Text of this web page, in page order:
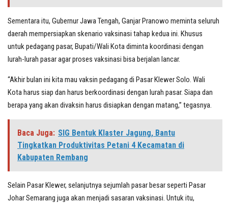
Sementara itu, Gubernur Jawa Tengah, Ganjar Pranowo meminta seluruh
daerah mempersiapkan skenario vaksinasi tahap kedua ini. Khusus
untuk pedagang pasar, Bupati/Wali Kota diminta koordinasi dengan
lurah-lurah pasar agar proses vaksinasi bisa berjalan lancar.
“Akhir bulan ini kita mau vaksin pedagang di Pasar Klewer Solo. Wali
Kota harus siap dan harus berkoordinasi dengan lurah pasar. Siapa dan
berapa yang akan divaksin harus disiapkan dengan matang,” tegasnya.
Baca Juga: SIG Bentuk Klaster Jagung, Bantu
Tingkatkan Produktivitas Petani 4 Kecamatan di
Kabupaten Rembang
Selain Pasar Klewer, selanjutnya sejumlah pasar besar seperti Pasar
Johar Semarang juga akan menjadi sasaran vaksinasi. Untuk itu,